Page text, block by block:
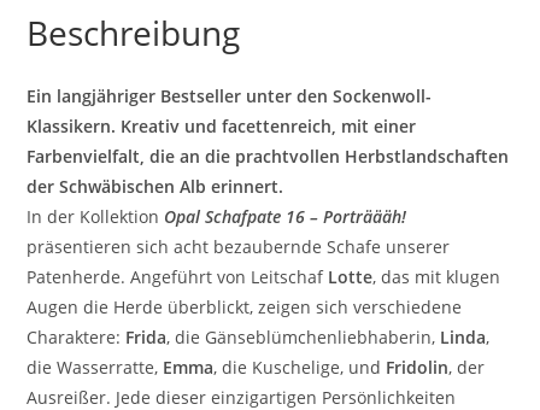
Beschreibung
Ein langjähriger Bestseller unter den Sockenwoll-
Klassikern. Kreativ und facettenreich, mit einer
Farbenvielfalt, die an die prachtvollen Herbstlandschaften
der Schwäbischen Alb erinnert.
In der Kollektion Opal Schafpate 16 – Porträääh!
präsentieren sich acht bezaubernde Schafe unserer
Patenherde. Angeführt von Leitschaf Lotte, das mit klugen
Augen die Herde überblickt, zeigen sich verschiedene
Charaktere: Frida, die Gänseblümchenliebhaberin, Linda,
die Wasserratte, Emma, die Kuschelige, und Fridolin, der
Ausreißer. Jede dieser einzigartigen Persönlichkeiten